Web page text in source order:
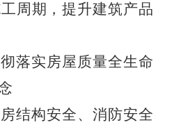
周期，提升建筑产品
落实房屋质量全生命
结构安全、消防安全